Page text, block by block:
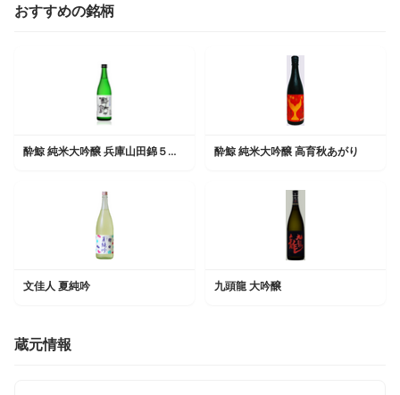
おすすめの銘柄
酔鯨 純米大吟醸 兵庫山田錦５０％ 酔鯨 純米大吟醸 高育秋あがり
文佳人 夏純吟 九頭龍 大吟醸
蔵元情報